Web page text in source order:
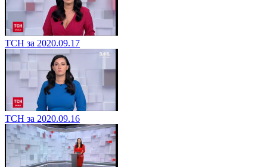
ТСН за 2020.09.17
ТСН за 2020.09.16